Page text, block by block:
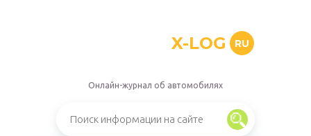
X-LOG RU
Онлайн-журнал об автомобилях